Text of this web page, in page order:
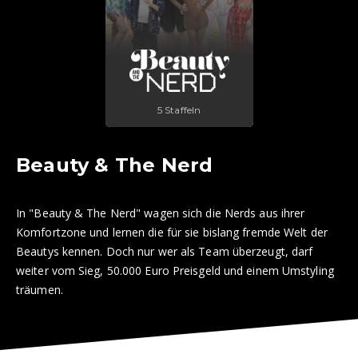
5 Staffeln
Beauty & The Nerd
In "Beauty & The Nerd" wagen sich die Nerds aus ihrer
Komfortzone und lernen die für sie bislang fremde Welt der
Beautys kennen. Doch nur wer als Team überzeugt, darf
weiter vom Sieg, 50.000 Euro Preisgeld und einem Umstyling
träumen.